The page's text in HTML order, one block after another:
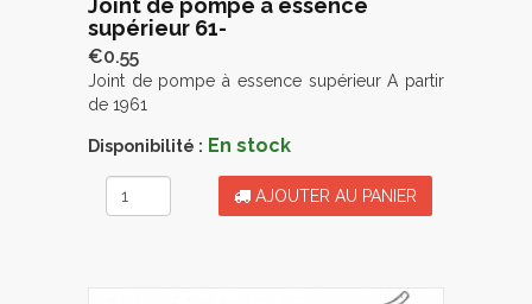
Joint de pompe à essence
supérieur 61-
€0.55
Joint de pompe à essence supérieur A partir
de 1961
Disponibilité : En stock
AJOUTER AU PANIER